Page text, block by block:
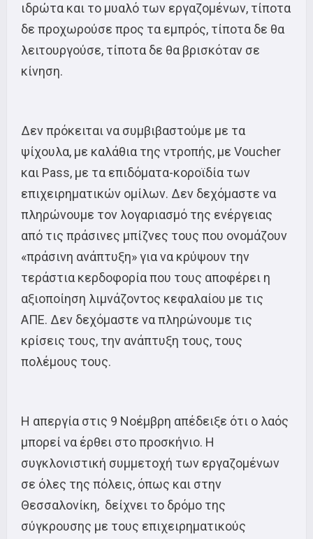
ιδρώτα και το μυαλό των εργαζομένων, τίποτα
δε προχωρούσε προς τα εμπρός, τίποτα δε θα
λειτουργούσε, τίποτα δε θα βρισκόταν σε
κίνηση.
Δεν πρόκειται να συμβιβαστούμε με τα
ψίχουλα, με καλάθια της ντροπής, με Voucher
και Pass, με τα επιδόματα-κοροϊδία των
επιχειρηματικών ομίλων. Δεν δεχόμαστε να
πληρώνουμε τον λογαριασμό της ενέργειας
από τις πράσινες μπίζνες τους που ονομάζουν
«πράσινη ανάπτυξη» για να κρύψουν την
τεράστια κερδοφορία που τους αποφέρει η
αξιοποίηση λιμνάζοντος κεφαλαίου με τις
ΑΠΕ. Δεν δεχόμαστε να πληρώνουμε τις
κρίσεις τους, την ανάπτυξη τους, τους
πολέμους τους.
Η απεργία στις 9 Νοέμβρη απέδειξε ότι ο λαός
μπορεί να έρθει στο προσκήνιο. Η
συγκλονιστική συμμετοχή των εργαζομένων
σε όλες της πόλεις, όπως και στην
Θεσσαλονίκη, δείχνει το δρόμο της
σύγκρουσης με τους επιχειρηματικούς